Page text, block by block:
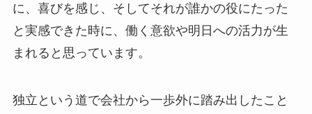
に、喜びを感じ、そしてそれが誰かの役にたった
と実感できた時に、働く意欲や明日への活力が生
まれると思っています。
独立という道で会社から一歩外に踏み出したこと